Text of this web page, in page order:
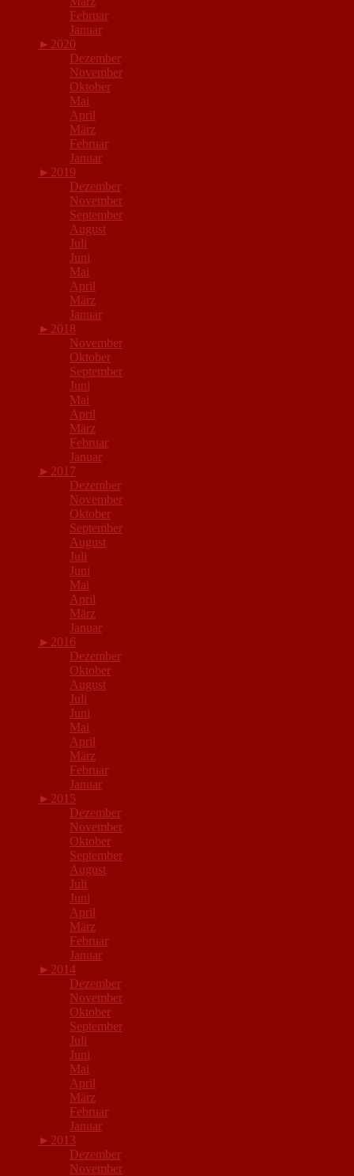
Februar
Januar
► 2020
Dezember
November
Oktober
Mai
April
März
Februar
Januar
► 2019
Dezember
November
September
August
Juli
Juni
Mai
April
März
Januar
► 2018
November
Oktober
September
Juni
Mai
April
März
Februar
Januar
► 2017
Dezember
November
Oktober
September
August
Juli
Juni
Mai
April
März
Januar
► 2016
Dezember
Oktober
August
Juli
Juni
Mai
April
März
Februar
Januar
► 2015
Dezember
November
Oktober
September
August
Juli
Juni
April
März
Februar
Januar
► 2014
Dezember
November
Oktober
September
Juli
Juni
Mai
April
März
Februar
Januar
► 2013
Dezember
November